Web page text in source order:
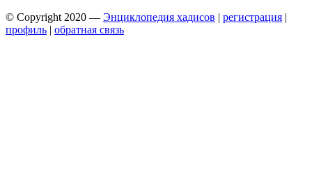
© Copyright 2020 — Энциклопедия хадисов | регистрация |
профиль | обратная связь